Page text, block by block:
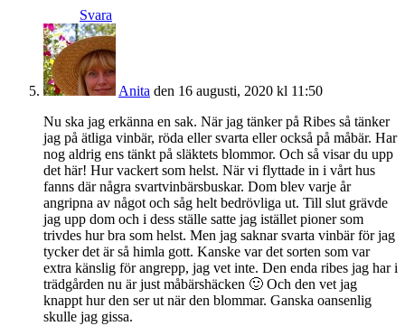
Svara
Anita den 16 augusti, 2020 kl 11:50
Nu ska jag erkänna en sak. När jag tänker på Ribes så tänker
jag på ätliga vinbär, röda eller svarta eller också på måbär. Har
nog aldrig ens tänkt på släktets blommor. Och så visar du upp
det här! Hur vackert som helst. När vi flyttade in i vårt hus
fanns där några svartvinbärsbuskar. Dom blev varje år
angripna av något och såg helt bedrövliga ut. Till slut grävde
jag upp dom och i dess ställe satte jag istället pioner som
trivdes hur bra som helst. Men jag saknar svarta vinbär för jag
tycker det är så himla gott. Kanske var det sorten som var
extra känslig för angrepp, jag vet inte. Den enda ribes jag har i
trädgården nu är just måbärshäcken 🙂 Och den vet jag
knappt hur den ser ut när den blommar. Ganska oansenlig
skulle jag gissa.